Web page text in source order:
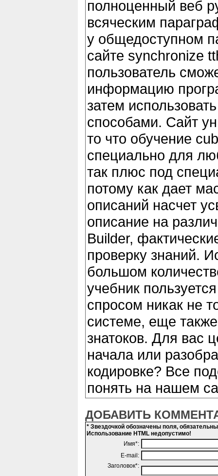
полноценный веб
всяческим
у общедоступном
сайте synchronize
пользователь
информацию
затем
способами. Сайт
то что обучение
специально для
так плюс под
потому как дает
описаний насчет
описание на
Builder,
проверку знаний.
большом
учебник
спросом никак не
системе, еще
знатоков. Для вас
начала или
кодировке? Все
понять на нашем
ДОБАВИТЬ
* Звездочкой обозначены поля,
Использование HTML недопустимо!
Имя*:
E-mail:
Заголовок*: